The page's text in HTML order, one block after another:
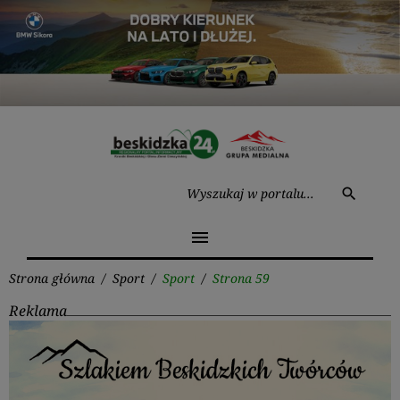
Przejdź
treści
search
menu
Strona główna / Sport / Sport / Strona 59
Reklama